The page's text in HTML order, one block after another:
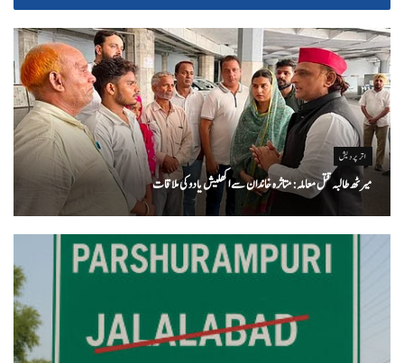
اتر پردیش
میرٹھ طالبہ قتل معاملہ: متاثرہ خاندان سے اکھلیش یادوکی ملاقات